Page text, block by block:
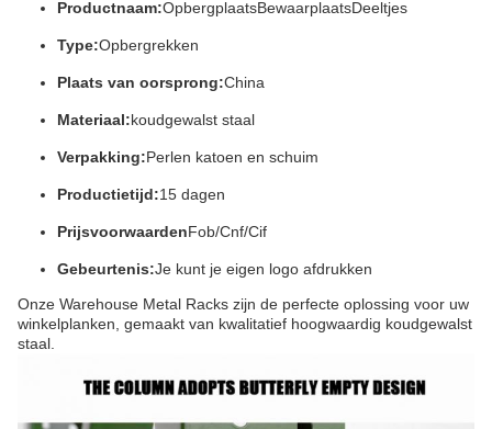
Productnaam:OpbergplaatsBewaarplaatsDeeltjes
Type:Opbergrekken
Plaats van oorsprong:China
Materiaal:koudgewalst staal
Verpakking:Perlen katoen en schuim
Productietijd:15 dagen
PrijsvoorwaardenFob/Cnf/Cif
Gebeurtenis:Je kunt je eigen logo afdrukken
Onze Warehouse Metal Racks zijn de perfecte oplossing voor uw
winkelplanken, gemaakt van kwalitatief hoogwaardig koudgewalst
staal.